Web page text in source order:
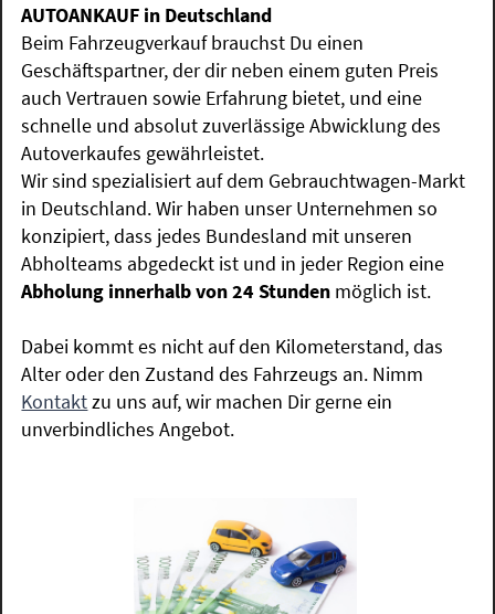
AUTOANKAUF in Deutschland
Beim Fahrzeugverkauf brauchst Du einen
Geschäftspartner, der dir neben einem guten Preis
auch Vertrauen sowie Erfahrung bietet, und eine
schnelle und absolut zuverlässige Abwicklung des
Autoverkaufes gewährleistet.
Wir sind spezialisiert auf dem Gebrauchtwagen-Markt
in Deutschland. Wir haben unser Unternehmen so
konzipiert, dass jedes Bundesland mit unseren
Abholteams abgedeckt ist und in jeder Region eine
Abholung innerhalb von 24 Stunden möglich ist.
Dabei kommt es nicht auf den Kilometerstand, das
Alter oder den Zustand des Fahrzeugs an. Nimm
Kontaktzu uns auf, wir machen Dir gerne ein
unverbindliches Angebot.